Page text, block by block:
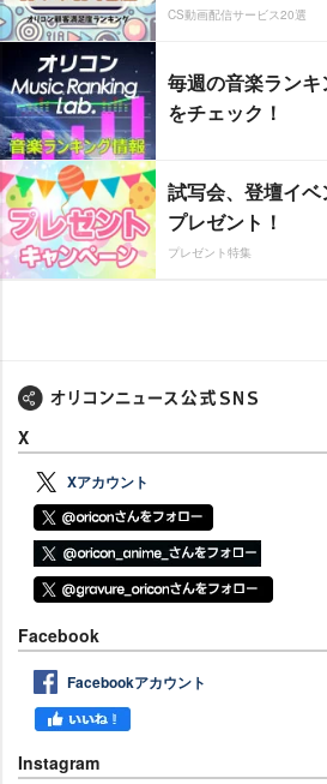
CS動画配信サービス20選
毎週の音楽ラン
をチェック！
試写会、登壇イ
プレゼント！
プレゼント特集
X
Xアカウント
Facebook
Facebookアカウント
Instagram